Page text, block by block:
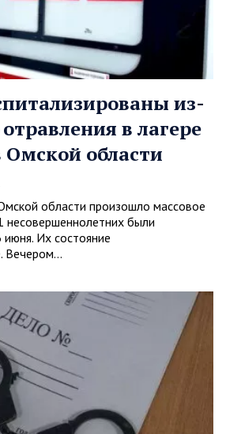
из-
в лагере
Омской области
области произошло массовое
несовершеннолетних были
июня. Их состояние
Вечером…